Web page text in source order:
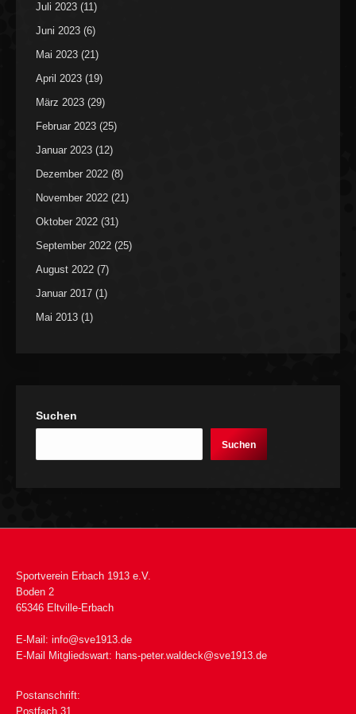
Juli 2023 (11)
Juni 2023 (6)
Mai 2023 (21)
April 2023 (19)
März 2023 (29)
Februar 2023 (25)
Januar 2023 (12)
Dezember 2022 (8)
November 2022 (21)
Oktober 2022 (31)
September 2022 (25)
August 2022 (7)
Januar 2017 (1)
Mai 2013 (1)
Suchen
Suchen
Sportverein Erbach 1913 e.V.
Boden 2
65346 Eltville-Erbach
E-Mail: info@sve1913.de
E-Mail Mitgliedswart: hans-peter.waldeck@sve1913.de
Postanschrift:
Postfach 31